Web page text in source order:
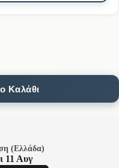
Καλάθι
(Ελλάδα)
11 Αυγ